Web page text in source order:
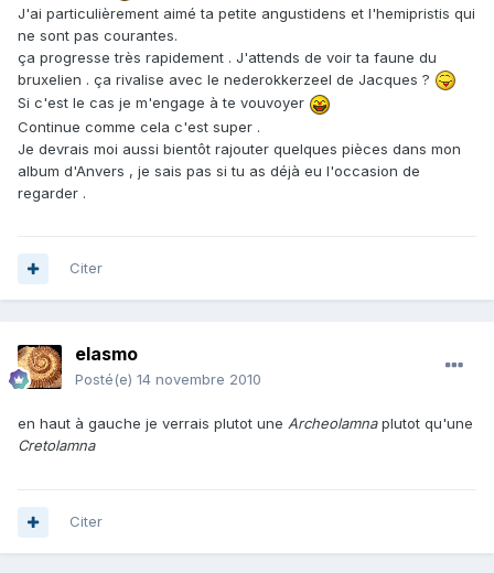
J'ai particulièrement aimé ta petite angustidens et l'hemipristis qui
ne sont pas courantes.
ça progresse très rapidement . J'attends de voir ta faune du
bruxelien . ça rivalise avec le nederokkerzeel de Jacques ?
Si c'est le cas je m'engage à te vouvoyer
Continue comme cela c'est super .
Je devrais moi aussi bientôt rajouter quelques pièces dans mon
album d'Anvers , je sais pas si tu as déjà eu l'occasion de
regarder .
Citer
elasmo
Posté(e) 14 novembre 2010
en haut à gauche je verrais plutot une Archeolamnaplutot qu'une
Cretolamna
Citer